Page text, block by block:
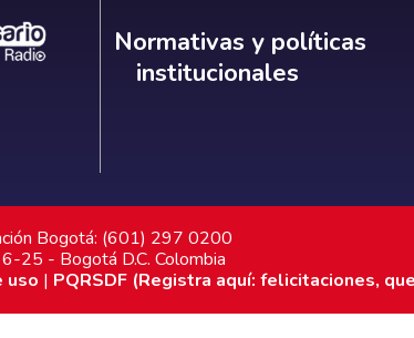
Normativas y políticas
Normativas y políticas
institucionales
Bogotá: (601) 297 0200
25 - Bogotá D.C. Colombia
uso | PQRSDF (Registra aquí: felicitaciones,